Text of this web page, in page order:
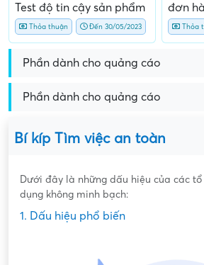
Test độ tin cậy sản phẩm
Thỏa thuận Đến 30/05/2023
đơn
Thỏa
Phần dành cho quảng cáo
Phần dành cho quảng cáo
Bí kíp Tìm việc an toàn
Dưới đây là những dấu hiệu của các
dụng không minh bạch:
1. Dấu hiệu phổ biến